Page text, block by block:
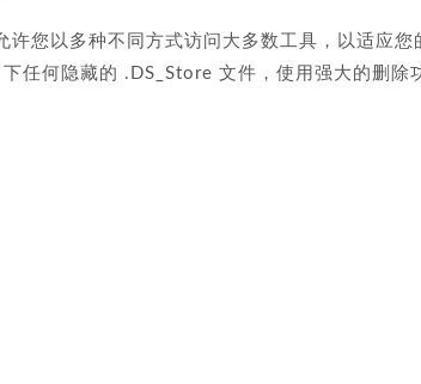
许您以多种不同方式访问大多数工具，以适应
任何隐藏的 .DS_Store 文件，使用强大的删除